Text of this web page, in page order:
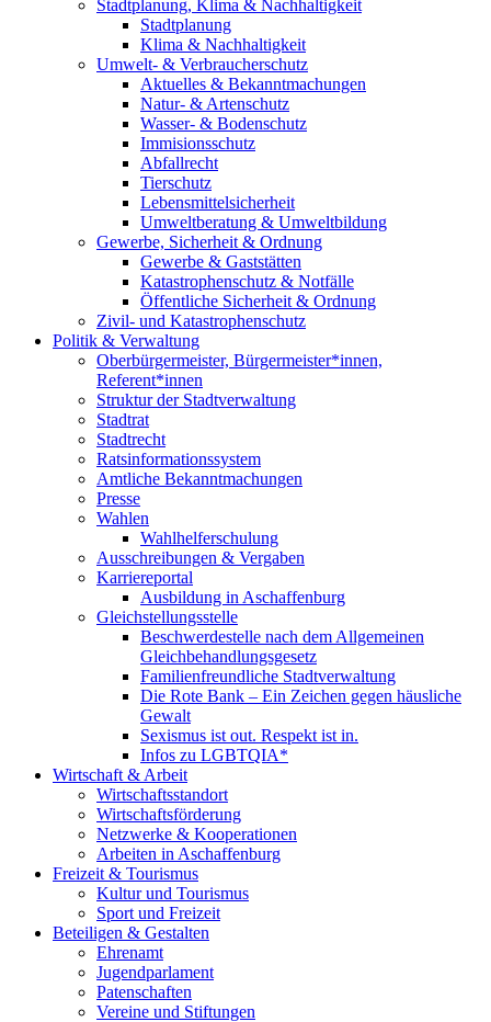
Stadtplanung, Klima & Nachhaltigkeit
Stadtplanung
Klima & Nachhaltigkeit
Umwelt- & Verbraucherschutz
Aktuelles & Bekanntmachungen
Natur- & Artenschutz
Wasser- & Bodenschutz
Immisionsschutz
Abfallrecht
Tierschutz
Lebensmittelsicherheit
Umweltberatung & Umweltbildung
Gewerbe, Sicherheit & Ordnung
Gewerbe & Gaststätten
Katastrophenschutz & Notfälle
Öffentliche Sicherheit & Ordnung
Zivil- und Katastrophenschutz
Politik & Verwaltung
Oberbürgermeister, Bürgermeister*innen,
Referent*innen
Struktur der Stadtverwaltung
Stadtrat
Stadtrecht
Ratsinformationssystem
Amtliche Bekanntmachungen
Presse
Wahlen
Wahlhelferschulung
Ausschreibungen & Vergaben
Karriereportal
Ausbildung in Aschaffenburg
Gleichstellungsstelle
Beschwerdestelle nach dem Allgemeinen
Gleichbehandlungsgesetz
Familienfreundliche Stadtverwaltung
Die Rote Bank – Ein Zeichen gegen häusliche
Gewalt
Sexismus ist out. Respekt ist in.
Infos zu LGBTQIA*
Wirtschaft & Arbeit
Wirtschaftsstandort
Wirtschaftsförderung
Netzwerke & Kooperationen
Arbeiten in Aschaffenburg
Freizeit & Tourismus
Kultur und Tourismus
Sport und Freizeit
Beteiligen & Gestalten
Ehrenamt
Jugendparlament
Patenschaften
Vereine und Stiftungen